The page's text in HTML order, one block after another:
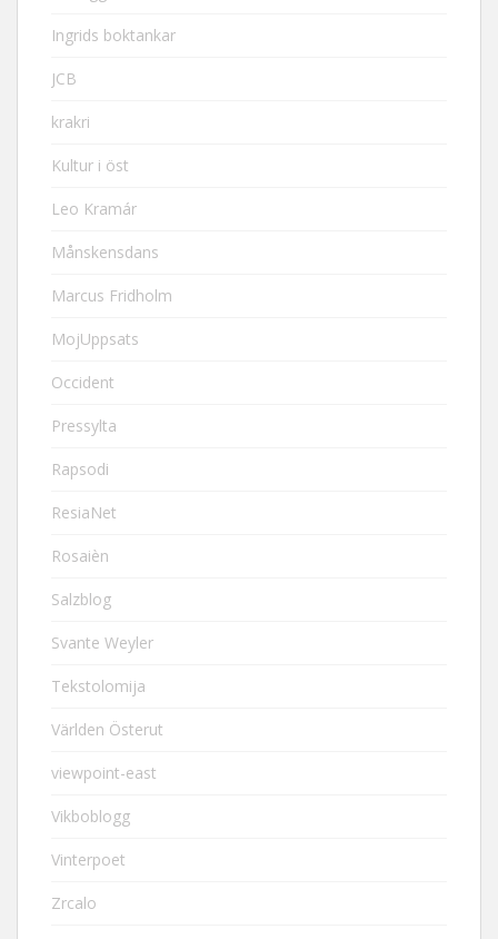
Ingrids boktankar
JCB
krakri
Kultur i öst
Leo Kramár
Månskensdans
Marcus Fridholm
MojUppsats
Occident
Pressylta
Rapsodi
ResiaNet
Rosaièn
Salzblog
Svante Weyler
Tekstolomija
Världen Österut
viewpoint-east
Vikboblogg
Vinterpoet
Zrcalo